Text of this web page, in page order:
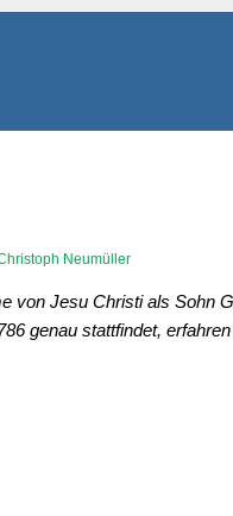
Neumüller
von Jesu Christi als Sohn
genau stattfindet, erfahren